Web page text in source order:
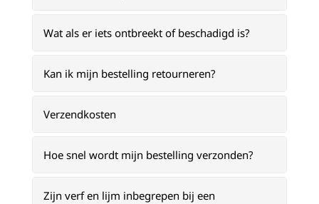
Wat als er iets ontbreekt of beschadigd is?
Kan ik mijn bestelling retourneren?
Verzendkosten
Hoe snel wordt mijn bestelling verzonden?
Zijn verf en lijm inbegrepen bij een